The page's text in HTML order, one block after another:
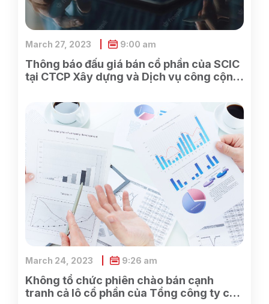
Thông báo đấu giá bán cổ phần của SCIC
tại CTCP Xây dựng và Dịch vụ công cộng
March 27, 2023 9:00 am
Không tổ chức phiên chào bán cạnh
tranh cả lô cổ phần của Tổng công ty cổ
March 24, 2023 9:26 am